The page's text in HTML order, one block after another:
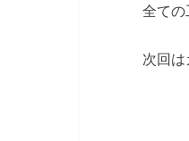
全ての
次回